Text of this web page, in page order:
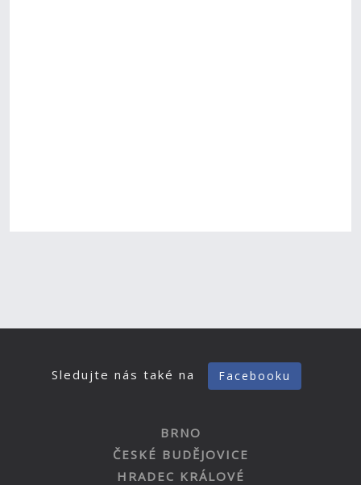
Sledujte nás také na Facebooku
BRNO
ČESKÉ BUDĚJOVICE
HRADEC KRÁLOVÉ